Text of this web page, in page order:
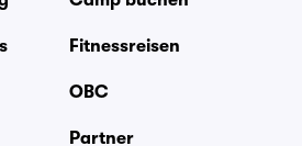
Fitnessreisen
OBC
Partner